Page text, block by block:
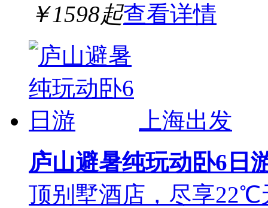
￥1598起查看详情
上海出发
庐山避暑纯玩动卧6日
顶别墅酒店，尽享22℃